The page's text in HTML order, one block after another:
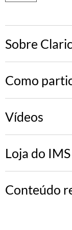
Sobre
Como
Vídeos
Loja do IMS
Conteúdo